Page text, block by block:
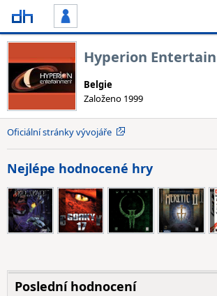
Hyperion
Belgie
Založeno 1999
Oficiální stránky vývojáře
Nejlépe hodnocené hry
Poslední hodnocení